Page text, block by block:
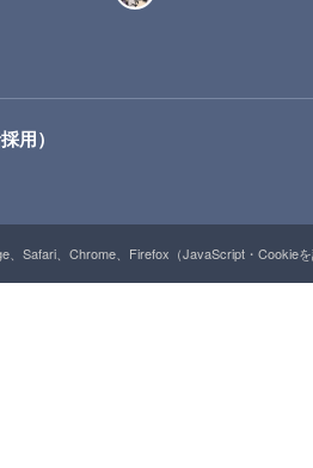
用）
、Safari、Chrome、Firefox（JavaScript・Cookie